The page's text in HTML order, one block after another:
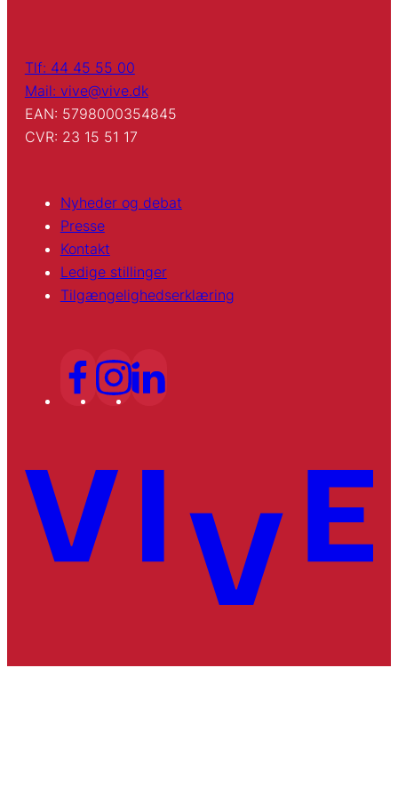
Tlf: 44 45 55 00
Mail: vive@vive.dk
EAN: 5798000354845
CVR: 23 15 51 17
Nyheder og debat
Presse
Kontakt
Ledige stillinger
Tilgængelighedserklæring